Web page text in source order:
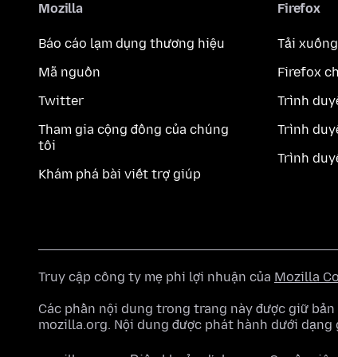
Mozilla
Báo cáo lạm dụng thương hiệu
Mã nguồn
Twitter
Tham gia cộng đồng của chúng
tôi
Khám phá bài viết trợ giúp
Firefox
Tải xuống
Firefox
Trình
Trình
Trình
Truy cập công ty mẹ phi lợi nhuận của Mozilla
Các phần nội dung trong trang này được giữ
mozilla.org. Nội dung được phát hành dưới dạng